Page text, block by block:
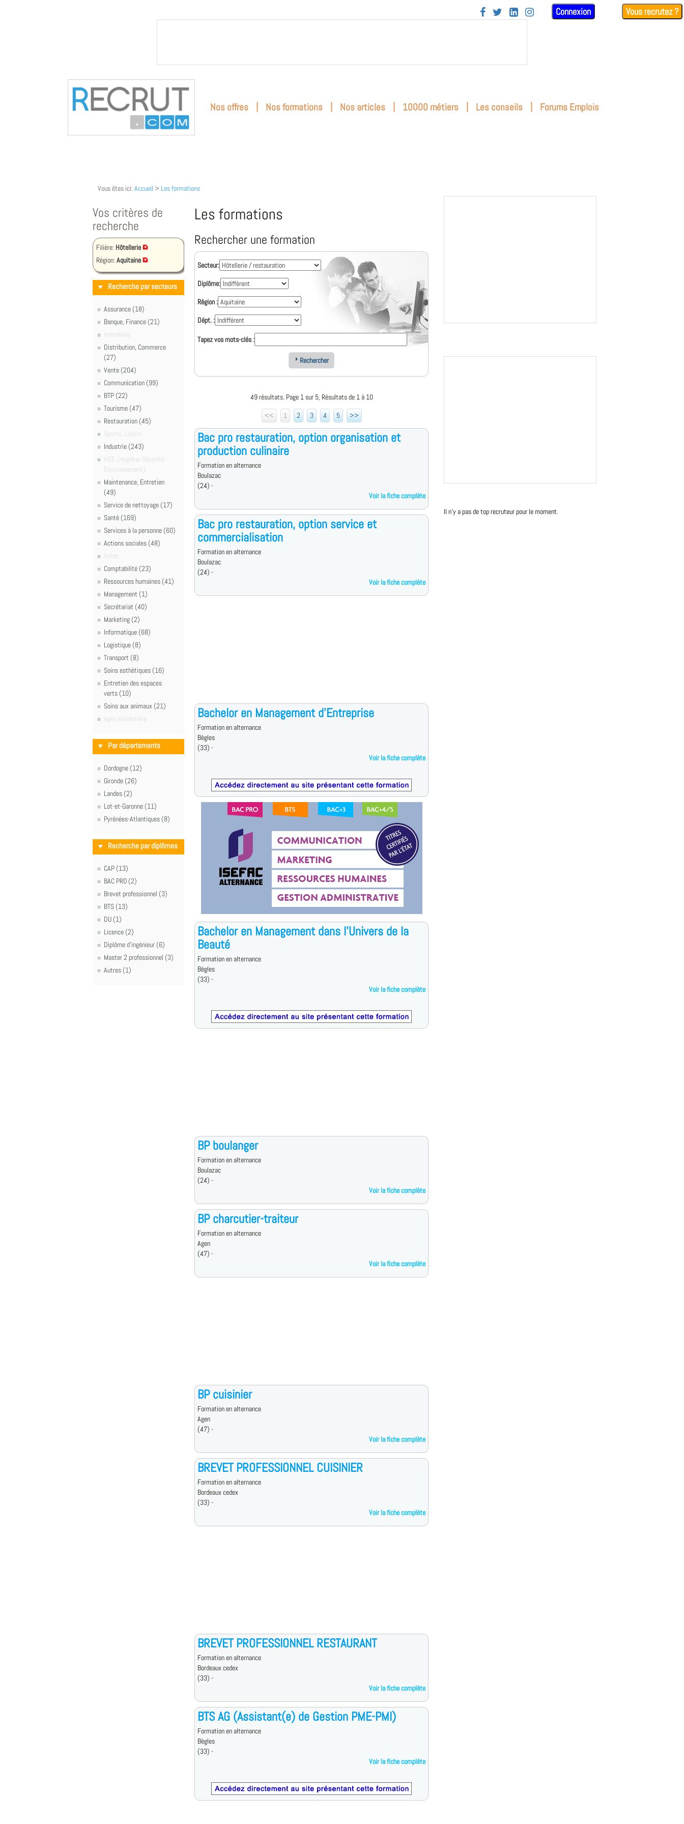
    Connexion Vous recrutez ?
Nos offres | Nos formations | Nos articles | 10000 métiers | Les conseils | Forums Emplois
Vous êtes ici: Accueil > Les formations
Vos critères de
recherche
Filière: Hôtellerie
Région: Aquitaine
Recherche par secteurs
Assurance (18)
Banque, Finance (21)
Immobilier
Distribution, Commerce
(27)
Vente (204)
Communication (99)
BTP (22)
Tourisme (47)
Restauration (45)
Sports, Loisirs
Industrie (243)
HSE (Hygiène-Sécurité-
Environnement)
Maintenance, Entretien
(49)
Service de nettoyage (17)
Santé (169)
Services à la personne (60)
Actions sociales (48)
Achat
Comptabilité (23)
Ressources humaines (41)
Management (1)
Secrétariat (40)
Marketing (2)
Informatique (68)
Logistique (8)
Transport (8)
Soins esthétiques (16)
Entretien des espaces
verts (10)
Soins aux animaux (21)
Agro alimentaire
Par départements
Dordogne (12)
Gironde (26)
Landes (2)
Lot-et-Garonne (11)
Pyrénées-Atlantiques (8)
Recherche par diplômes
CAP (13)
BAC PRO (2)
Brevet professionnel (3)
BTS (13)
DU (1)
Licence (2)
Diplôme d'ingénieur (6)
Master 2 professionnel (3)
Autres (1)
Les formations
Rechercher une formation
Secteur:
Diplôme:
Région :
Dépt. :
Tapez vos mots-clés :
Rechercher
49 résultats. Page 1 sur 5, Résultats de 1 à 10
<<
1 2 3 4 5 >>
Bac pro restauration, option organisation et
production culinaire
Formation en alternance
Boulazac
(24) -
Voir la fiche complète
Bac pro restauration, option service et
commercialisation
Formation en alternance
Boulazac
(24) -
Voir la fiche complète
Bachelor en Management d’Entreprise
Formation en alternance
Bègles
(33) -
Voir la fiche complète
Bachelor en Management dans l'Univers de la
Beauté
Formation en alternance
Bègles
(33) -
Voir la fiche complète
BP boulanger
Formation en alternance
Boulazac
(24) -
Voir la fiche complète
BP charcutier-traiteur
Formation en alternance
Agen
(47) -
Voir la fiche complète
BP cuisinier
Formation en alternance
Agen
(47) -
Voir la fiche complète
BREVET PROFESSIONNEL CUISINIER
Formation en alternance
Bordeaux cedex
(33) -
Voir la fiche complète
BREVET PROFESSIONNEL RESTAURANT
Formation en alternance
Bordeaux cedex
(33) -
Voir la fiche complète
BTS AG (Assistant(e) de Gestion PME-PMI)
Formation en alternance
Bègles
(33) -
Voir la fiche complète
Il n'y a pas de top recruteur pour le moment.